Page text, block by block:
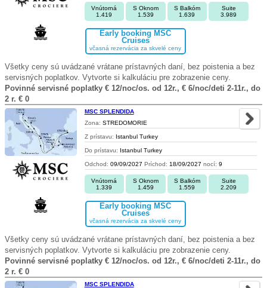
Vnútorná
1.419
S Oknom
1.539
S Balkóm
1.639
Suite
3.989
Early booking MSC
Cruises
včasná rezervácia za skvelé ceny
Všetky ceny sú uvádzané vrátane prístavných daní, bez poistenia a bez
servisných poplatkov. Vytvorte si kalkuláciu pre zobrazenie ceny.
Povinné servisné poplatky € 12/noc/os. od 12r., € 6/noc/deti 2-11r., do
2 r. € 0
MSC SPLENDIDA
Zona: STREDOMORIE
Z prístavu: Istanbul Turkey
Do prístavu: Istanbul Turkey
Odchod: 09/09/2027 Príchod: 18/09/2027 nocí: 9
Vnútorná
1.339
S Oknom
1.459
S Balkóm
1.559
Suite
2.209
Early booking MSC
Cruises
včasná rezervácia za skvelé ceny
Všetky ceny sú uvádzané vrátane prístavných daní, bez poistenia a bez
servisných poplatkov. Vytvorte si kalkuláciu pre zobrazenie ceny.
Povinné servisné poplatky € 12/noc/os. od 12r., € 6/noc/deti 2-11r., do
2 r. € 0
MSC SPLENDIDA